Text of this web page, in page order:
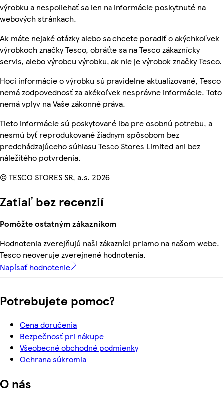
výrobku a nespoliehať sa len na informácie poskytnuté na
webových stránkach.
Ak máte nejaké otázky alebo sa chcete poradiť o akýchkoľvek
výrobkoch značky Tesco, obráťte sa na Tesco zákaznícky
servis, alebo výrobcu výrobku, ak nie je výrobok značky Tesco.
Hoci informácie o výrobku sú pravidelne aktualizované, Tesco
nemá zodpovednosť za akékoľvek nesprávne informácie. Toto
nemá vplyv na Vaše zákonné práva.
Tieto informácie sú poskytované iba pre osobnú potrebu, a
nesmú byť reprodukované žiadnym spôsobom bez
predchádzajúceho súhlasu Tesco Stores Limited ani bez
náležitého potvrdenia.
© TESCO STORES SR, a.s. 2026
Zatiaľ bez recenzií
Pomôžte ostatným zákazníkom
Hodnotenia zverejňujú naši zákazníci priamo na našom webe.
Tesco neoveruje zverejnené hodnotenia.
Napísať hodnotenie
Potrebujete pomoc?
Cena doručenia
Bezpečnosť pri nákupe
Všeobecné obchodné podmienky
Ochrana súkromia
O nás